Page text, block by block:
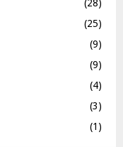
(28)
(25)
(9)
(9)
(4)
(3)
(1)